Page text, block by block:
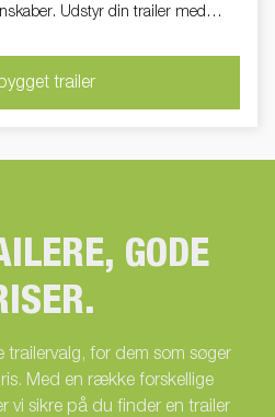
Udstyr din trailer med
transportvolume. Med
traileren med maskiner, el.lign.,
du trailerens lad mod vind og
trailer
GODE
trailervalg, for dem som søger
Med en række forskellige
vi sikre på du finder en trailer